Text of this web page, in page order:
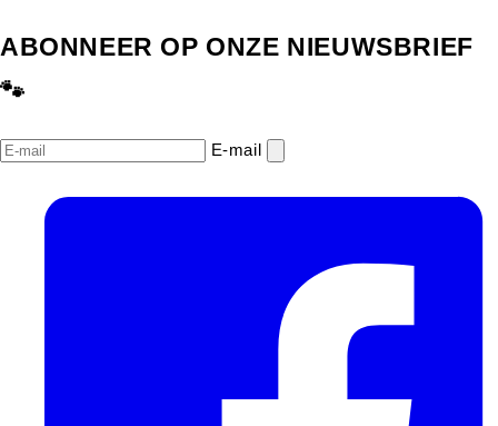
ABONNEER OP ONZE NIEUWSBRIEF
🐾
E‑mail